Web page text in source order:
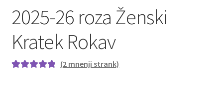
2025-26 roza Ženski
Kratek Rokav
(2 mnenji strank)